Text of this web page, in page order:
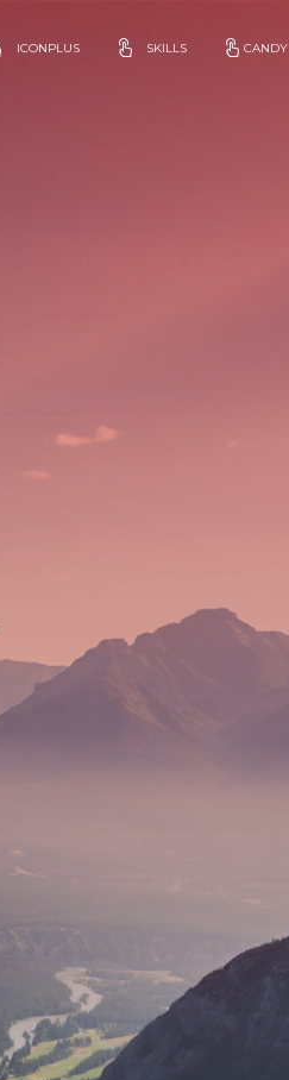
ICONPLUS SKILLS CANDY